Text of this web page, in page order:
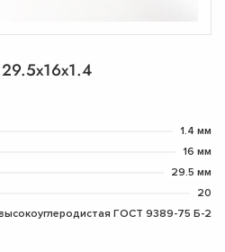
1.4 мм
16 мм
29.5 мм
20
ГОСТ 9389-75 Б-2